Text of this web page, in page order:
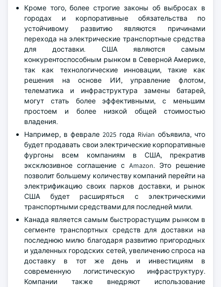
Кроме того, более строгие законы об выбросах в
городах и корпоративные обязательства по
устойчивому развитию являются причинами
перехода на электрические транспортные средства
для доставки. США являются самым
конкурентоспособным рынком в Северной Америке,
так как технологические инновации, такие как
решения на основе ИИ, управление флотом,
телематика и инфраструктура замены батарей,
могут стать более эффективными, с меньшим
простоем и более низкой общей стоимостью
владения.
Например, в феврале 2025 года Rivian объявила, что
будет продавать свои электрические корпоративные
фургоны всем компаниям в США, прекратив
эксклюзивное соглашение с Amazon. Это решение
позволит большему количеству компаний перейти на
электрификацию своих парков доставки, и рынок
США будет расширяться с электрическими
транспортными средствами для последней мили.
Канада является самым быстрорастущим рынком в
сегменте транспортных средств для доставки на
последнюю милю благодаря развитию пригородных
и удаленных городских сетей, увеличению спроса на
доставку в тот же день и инвестициям в
современную логистическую инфраструктуру.
Компании также внедряют использование